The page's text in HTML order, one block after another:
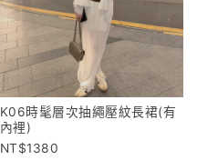
K06時髦層次抽繩壓紋長裙(有
內裡)
1380